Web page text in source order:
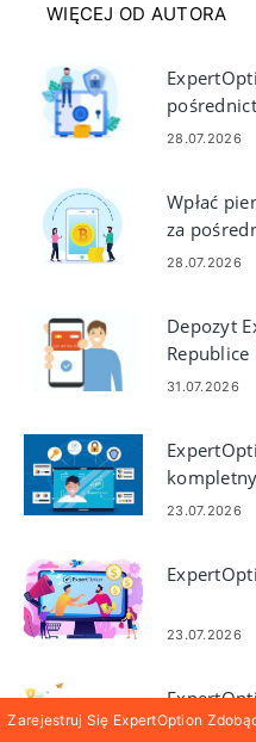
WIĘCEJ OD AUTORA
28.07.2026
Wpłać
za
i28.07.2026
Depozyt
Visa/
31.07.2026
kroku
23.07.2026
23.07.2026
binarnymi
Zarejestruj Się ExpertOption